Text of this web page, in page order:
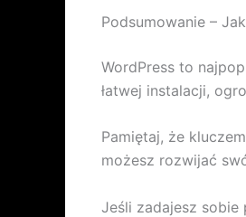
Podsumowanie –
WordPress to
łatwej instalacji,
Pamiętaj, że
możesz rozwijać
Jeśli zadajesz sobie